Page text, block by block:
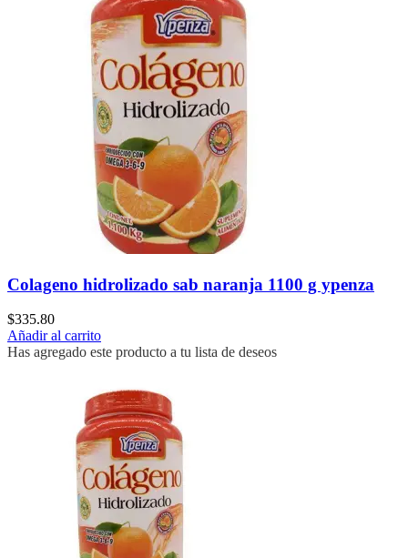
Colageno hidrolizado sab naranja 1100 g ypenza
$335.80
Añadir al carrito
Has agregado este producto a tu lista de deseos